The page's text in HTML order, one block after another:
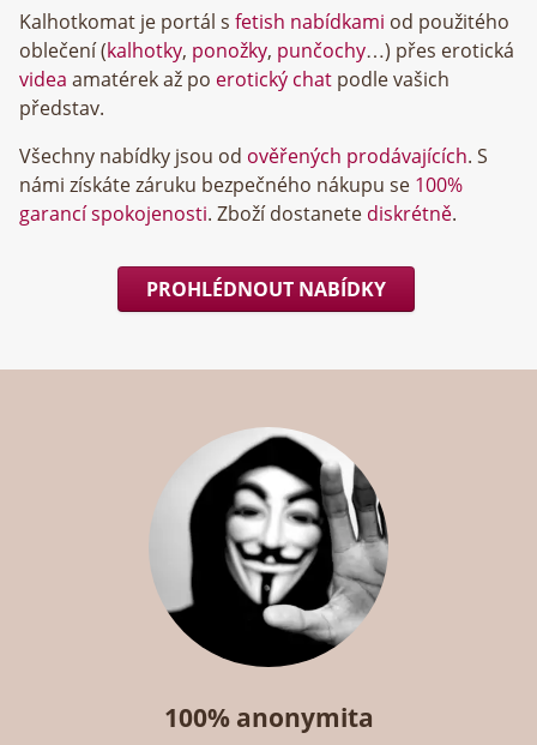
Kalhotkomat je portál s fetish nabídkami od použitého
oblečení (kalhotky, ponožky, punčochy…) přes erotická
videa amatérek až po erotický chat podle vašich
představ.
Všechny nabídky jsou od ověřených prodávajících. S
námi získáte záruku bezpečného nákupu se 100%
garancí spokojenosti. Zboží dostanete diskrétně.
PROHLÉDNOUT NABÍDKY
100% anonymita